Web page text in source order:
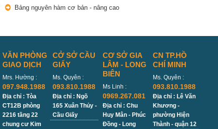
Bảng nguyên hàm cơ bản - nâng cao
VĂN PHÒNG
GIAO DỊCH
Mrs. Hường :
097.948.1988
Địa chỉ : Tòa
CT12B phòng
2216 tầng 22
chung cư Kim
CỞ SỞ CẦU
GIẤY
Ms. Quyên :
093.810.1988
Địa chỉ : Ngõ
165 Xuân Thủy -
Cầu Giấy
CƠ SỞ GIA
LÂM - LONG
BIÊN
Ms Linh :
0969.267.081
Địa chỉ : Chu
Huy Mân - Phúc
Đồng - Long
CN TP.HỒ
CHÍ MINH
Ms. Quyên :
093.810.1988
Địa chỉ : Lê Văn
Khương -
phường Hiện
Thành - quận 12